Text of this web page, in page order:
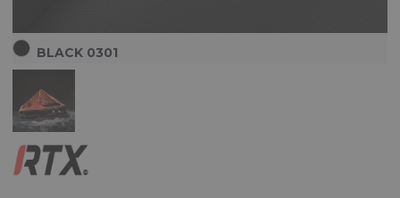
BLACK 0301